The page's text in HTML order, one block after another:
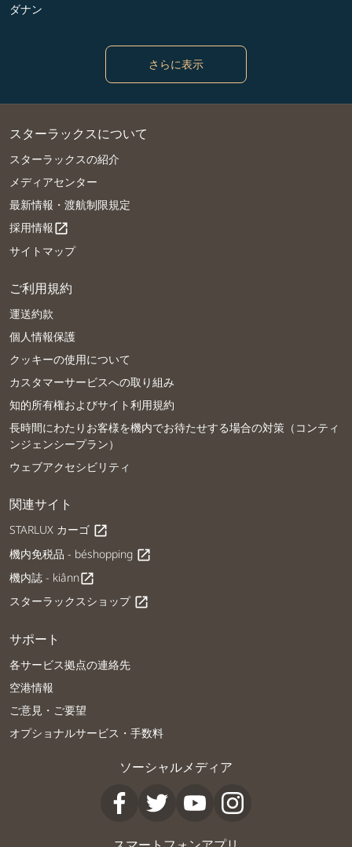
ダナン
さらに表示
スターラックスについて
スターラックスの紹介
メディアセンター
最新情報・渡航制限規定
採用情報open_in_new
サイトマップ
ご利用規約
運送約款
個人情報保護
クッキーの使用について
カスタマーサービスへの取り組み
知的所有権およびサイト利用規約
長時間にわたりお客様を機内でお待たせする場合の対策（コンティ
ンジェンシープラン）
ウェブアクセシビリティ
関連サイト
STARLUX カーゴ open_in_new
機内免税品 - béshopping open_in_new
機内誌 - kiânnopen_in_new
スターラックスショップ open_in_new
サポート
各サービス拠点の連絡先
空港情報
ご意見・ご要望
オプショナルサービス・手数料
ソーシャルメディア